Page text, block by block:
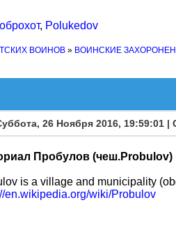
, Polukedov
ВОИНОВ » ВОИНСКИЕ
26 Ноября 2016, 19:59:01 |
Пробулов (чеш.Probulov)
is a village and municipality
en.wikipedia.org/wiki/Probulov